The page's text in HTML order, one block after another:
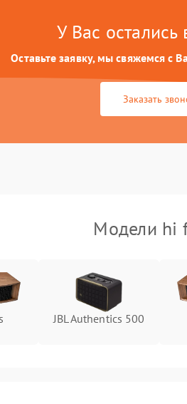
У Вас остались
Оставьте заявку, мы свяжемся с
Заказать
Модели hi
JBL Authentics 500